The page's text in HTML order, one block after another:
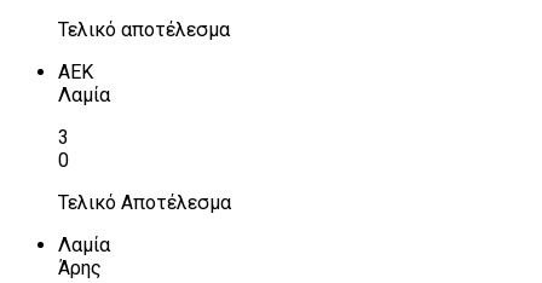
Τελικό αποτέλεσμα
ΑΕΚ
Λαμία
3
0
Τελικό Αποτέλεσμα
Λαμία
Άρης